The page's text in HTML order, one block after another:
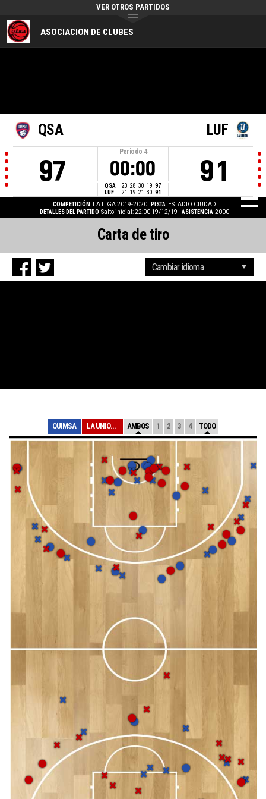
ASOCIACION DE CLUBES
VER OTROS PARTIDOS
QSA
97
Periodo 4
00:00
QSA 20 28 30 19 97
LUF
21 19 21 30 91
LUF
91
COMPETICIÓN LA LIGA 2019-2020 PISTA
ESTADIO CIUDAD
DETALLES DEL PARTIDO Salto inicial: 22:00 19/12/19 ASISTENCIA 2000
Carta de tiro
QUIMSA LA UNION FSA AMBOS 1 2 3 4 TODO